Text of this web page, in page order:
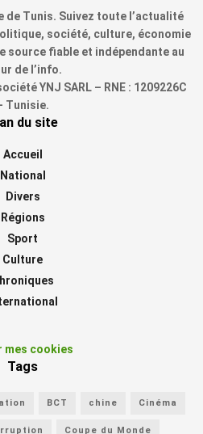
Tunis. Suivez toute l’actualité
société, culture, économie
source fiable et indépendante au
de l’info.
YNJ SARL – RNE : 1209226C
Tunisie.
du site
Accueil
National
Divers
Régions
Sport
Culture
mes cookies
Tags
BCT chine Cinéma
Coupe du Monde